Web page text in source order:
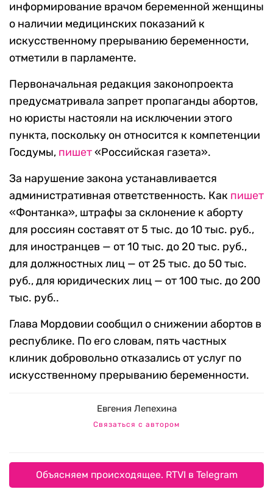
информирование врачом беременной женщины
о наличии медицинских показаний к
искусственному прерыванию беременности,
отметили в парламенте.
Первоначальная редакция законопроекта
предусматривала запрет пропаганды абортов,
но юристы настояли на исключении этого
пункта, поскольку он относится к компетенции
Госдумы, пишет«Российская газета».
За нарушение закона устанавливается
административная ответственность. Как пишет
«Фонтанка», штрафы за склонение к аборту
для россиян составят от 5 тыс. до 10 тыс. руб.,
для иностранцев — от 10 тыс. до 20 тыс. руб.,
для должностных лиц — от 25 тыс. до 50 тыс.
руб., для юридических лиц — от 100 тыс. до 200
тыс. руб..
Глава Мордовии сообщил о снижении абортов в
республике. По его словам, пять частных
клиник добровольно отказались от услуг по
искусственному прерыванию беременности.
Евгения Лепехина
Связаться с автором
Объясняем происходящее. RTVI в Telegram